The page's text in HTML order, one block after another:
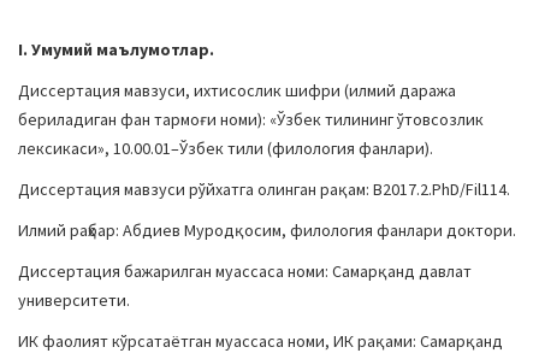
t
i
o
n
I. Умумий маълумотлар.
Диссертация мавзуси, ихтисослик шифри (илмий даража
бериладиган фан тармоғи номи): «Ўзбек тилининг ўтовсозлик
лексикаси», 10.00.01–Ўзбек тили (филология фанлари).
Диссертация мавзуси рўйхатга олинган рақам: B2017.2.PhD/Fil114.
Илмий раҳбар: Абдиев Муродқосим, филология фанлари доктори.
Диссертация бажарилган муассаса номи: Самарқанд давлат
университети.
ИК фаолият кўрсатаётган муассаса номи, ИК рақами: Самарқанд